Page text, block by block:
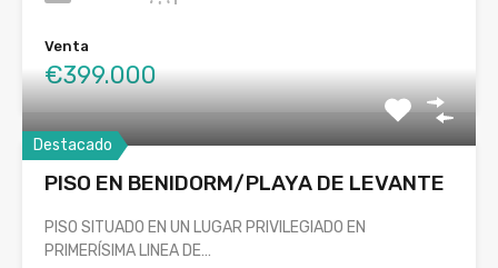
Venta
€399.000
Destacado
PISO EN BENIDORM/PLAYA DE LEVANTE
PISO SITUADO EN UN LUGAR PRIVILEGIADO EN
PRIMERÍSIMA LINEA DE…